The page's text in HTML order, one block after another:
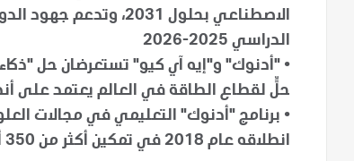
الاصطناعي بحلول
الدراسي 2025-2026
•
حلٍّ لقطاع الطاقة في العالم يعتمد على
•
انطلاقه عام 2018 في تمكين أكثر من 350 ألفاً من علماء ومخترعي ومهندسي الجيل القادم